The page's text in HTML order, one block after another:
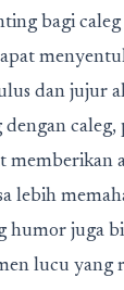
bagi
dan jujur
memberikan
lebih
juga
lucu yang